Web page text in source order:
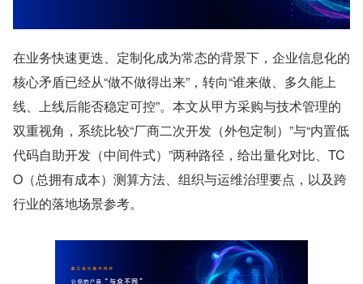
在业务快速更迭、定制化成为常态的背景下，企业信息化的
核心矛盾已经从“做不做得出来”，转向“谁来做、多久能上
线、上线后能否稳定可控”。本文从甲方采购与技术管理的
双重视角，系统比较“厂商二次开发（外包定制）”与“内置低
代码自助开发（中间件式）”两种路径，给出量化对比、TC
O（总拥有成本）测算方法、组织与运维治理要点，以及跨
行业的落地场景参考。